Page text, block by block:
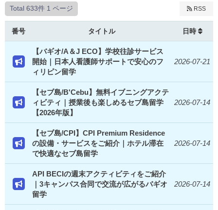
Total 633件 1 ページ RSS
番号 タイトル 日時
【バギオ/A＆J ECO】学校往診サービス
開始｜日本人看護師サポートで安心のフ
ィリピン留学
2026-07-21
【セブ島/B'Cebu】無料イブニングアクテ
ィビティ｜授業後も楽しめるセブ島留学
【2026年版】
2026-07-14
【セブ島/CPI】CPI Premium Residence
の設備・サービスをご紹介｜ホテル滞在
で快適なセブ島留学
2026-07-14
API BECIの週末アクティビティをご紹介
｜3キャンパス合同で交流が広がるバギオ
留学
2026-07-14